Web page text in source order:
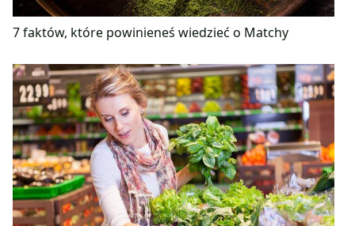
7 faktów, które powinieneś wiedzieć o Matchy